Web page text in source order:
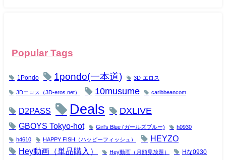
Popular Tags
1Pondo 1pondo(一本道) 3D-エロス
3Dエロス（3D-eros.net） 10musume caribbeancom
D2PASS Deals DXLIVE
GBOYS Tokyo-hot Girl's Blue (ガールズブルー) h0930
h4610 HAPPY FISH（ハッピーフィッシュ）
HEYZO
Hey動画（単品購入）
Hey動画（月額見放題） Hな0930